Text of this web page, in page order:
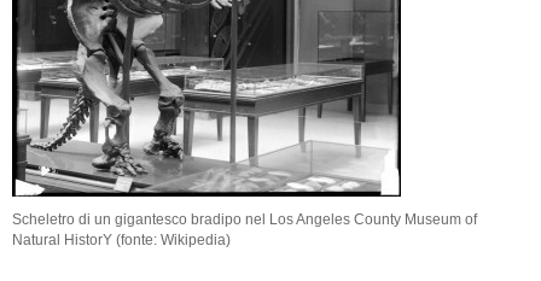
Scheletro di un gigantesco bradipo nel Los Angeles County Museum of
Natural HistorY (fonte: Wikipedia)